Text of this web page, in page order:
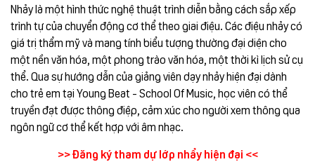
Nhảy là một hình thức nghệ thuật trình diễn bằng cách sắp xếp
trình tự của chuyển động cơ thể theo giai điệu. Các điệu nhảy có
giá trị thẩm mỹ và mang tính biểu tượng thường đại diện cho
một nền văn hóa, một phong trào văn hóa, một thời kì lịch sử cụ
thể. Qua sự hướng dẫn của giảng viên dạy nhảy hiện đại dành
cho trẻ em tại Young Beat - School Of Music, học viên có thể
truyền đạt được thông điệp, cảm xúc cho người xem thông qua
ngôn ngữ cơ thể kết hợp với âm nhạc.
>>Đăng ký tham dự lớp nhẩy hiện đại <<